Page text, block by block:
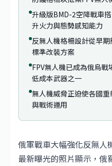
升級版BMD-2空降戰車
升火力與態勢感知能力
反無人機格柵設計從早
標準改裝方案
FPV無人機已成為俄烏
低成本武器之一
無人機威脅正迫使各國
與戰術運用
俄軍戰車大幅強化反無人
最新曝光的照片顯示，俄